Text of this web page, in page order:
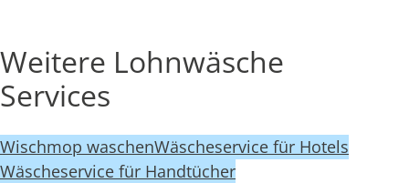
Weitere Lohnwäsche
Services
Wischmop waschenWäscheservice für Hotels
Wäscheservice für Handtücher